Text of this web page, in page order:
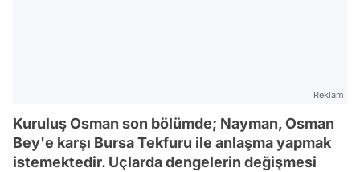
Reklam
Kuruluş Osman son bölümde; Nayman, Osman
Bey'e karşı Bursa Tekfuru ile anlaşma yapmak
istemektedir. Uçlarda dengelerin değişmesi